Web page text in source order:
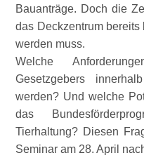
Bauanträge. Doch die
das Deckzentrum
werden muss.
Welche
Gesetzgebers
werden? Und welche
das
Tierhaltung? Diesen
Seminar am 28. April